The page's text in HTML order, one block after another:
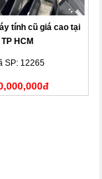
tính cũ giá cao tại
TP HCM
SP: 12265